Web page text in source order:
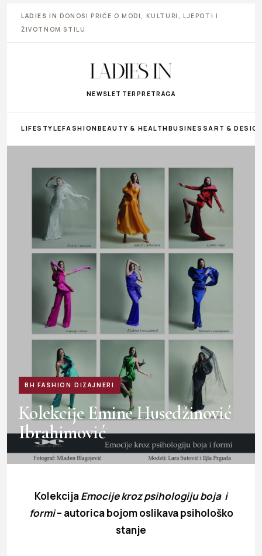
LADIES IN DONOSI PRIČE O MODI, KULTURI, LJEPOTI I
ŽIVOTNOM STILU
NEWSLETTER PRETRAGA
LIFESTYLEFASHIONBEAUTY & HEALTHBUSINESS ART &
BH FASHION DIZAJNERI
Kolekcije Emine Husedžinović
Ibrahimović
KolekcijaEmocije kroz psihologiju boja i
formi– autorica bojom oslikava psihološko
stanje